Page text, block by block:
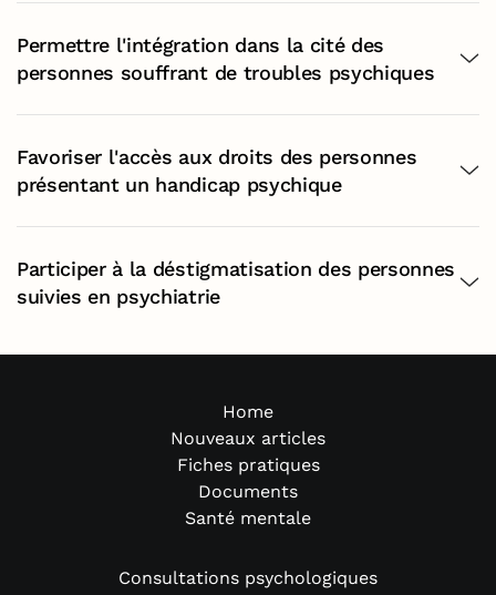
Permettre l'intégration dans la cité des
personnes souffrant de troubles psychiques
Favoriser l'accès aux droits des personnes
présentant un handicap psychique
Participer à la déstigmatisation des personnes
suivies en psychiatrie
Home
Nouveaux articles
Fiches pratiques
Documents
Santé mentale
Consultations psychologiques